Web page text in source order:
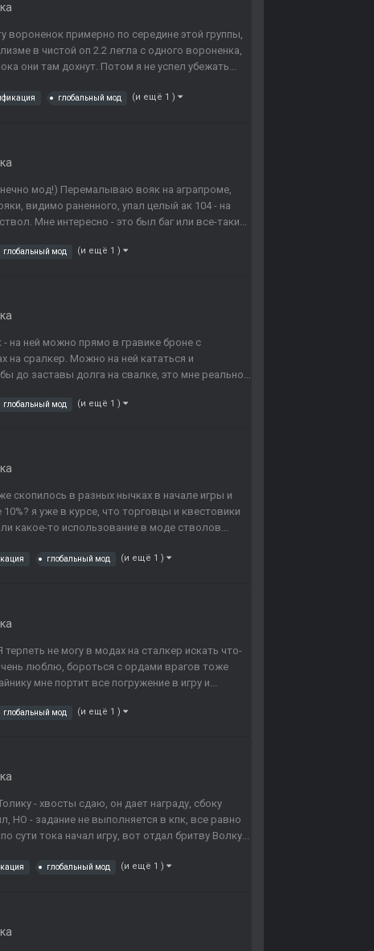
вороненок примерно по середине этой группы,
в чистой оп 2.2 легла с одного вороненка,
они там дохнут. Потом я не успел убежать...
глобальный мод (и ещё 1 )
мод!) Перемалываю вояк на аграпроме,
видимо раненного, упал целый ак 104 - на
Мне интересно - это был баг или все-таки...
глобальный мод (и ещё 1 )
на ней можно прямо в гравике броне с
на сралкер. Можно на ней кататься и
до заставы долга на свалке, это мне реально...
глобальный мод (и ещё 1 )
скопилось в разных нычках в начале игры и
я уже в курсе, что торговцы и квестовики
какое-то использование в моде стволов...
глобальный мод (и ещё 1 )
не могу в модах на сталкер искать что-
люблю, бороться с ордами врагов тоже
мне портит все погружение в игру и...
глобальный мод (и ещё 1 )
- хвосты сдаю, он дает награду, сбоку
НО - задание не выполняется в кпк, все равно
сути тока начал игру, вот отдал бритву Волку...
глобальный мод (и ещё 1 )